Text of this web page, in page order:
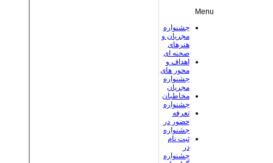
Menu
جشنواره
مجریان و
هنرهای
صحنه ای
اهداف و
محور های
جشنواره
مجریان
مخاطبان
جشنواره
تعرفه
حضور در
جشنواره
ثبت نام
در
جشنواره